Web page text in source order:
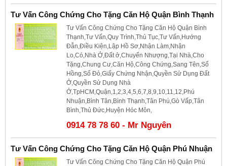
Tư Vấn Công Chứng Cho Tặng Căn Hộ Quận Bình Thạnh
Tư Vấn Công Chứng Cho Tặng Căn Hộ Quận Bình
Thạnh,Tư Vấn,Quy Trình,Thủ Tục,Tư Vấn,Hướng
Đẫn,Điều Kiện,Lập Hồ Sơ,Nhận Làm,Nhận
Lo,Có,Nhà Ở,Đất ở,Chuyển Nhượng,Tại Nhà,Cho
Tặng,Chung Cư,Căn Hộ,Công Chứng,Sang Tên,Sổ
Hồng,Sổ Đỏ,Giấy Chứng Nhận,Quyền Sử Dụng Đất
Ở,Quyền Sử Dụng Nhà
Ở,TpHCM,Quận,1,2,3,4,5,6,7,8,9,10,11,12,Phú
Nhuận,Bình Tân,Bình Thạnh,Tân Phú,Gò Vấp,Tân
Bình,Thủ Đức,Huyện Hóc Môn,
0914 78 78 60 - Mr Nguyên
Tư Vấn Công Chứng Cho Tặng Căn Hộ Quận Phú Nhuận
Tư Vấn Công Chứng Cho Tặng Căn Hộ Quận Phú